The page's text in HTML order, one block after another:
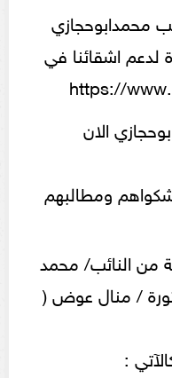
محمدابوحجازي
لدعم اشقائنا في
الان
ومطالبهم
من النائب/ محمد
/ منال عوض (
: